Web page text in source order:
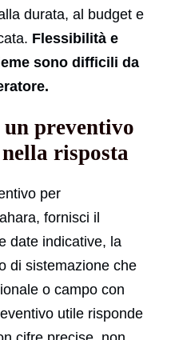
durata, al budget e
Flessibilità e
sono difficili da
preventivo
risposta
per
fornisci il
date indicative, la
di sistemazione che
o campo con
utile risponde